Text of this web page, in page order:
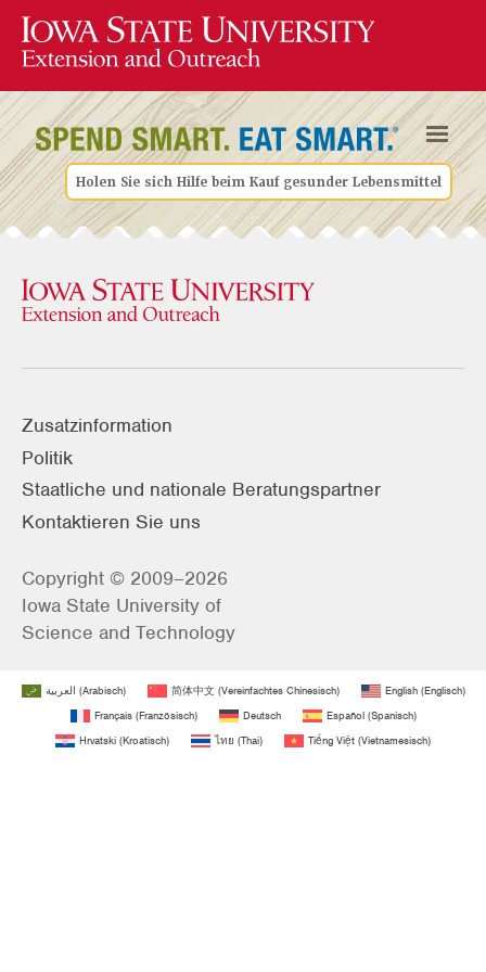
Holen Sie sich Hilfe beim Kauf gesunder Lebensmittel
Zusatzinformation
Politik
Staatliche und nationale Beratungspartner
Kontaktieren Sie uns
Copyright © 2009–2026
Iowa State University of
Science and Technology
العربية (Arabisch) 简体中文(Vereinfachtes Chinesisch) English(Englisch)
Français(Französisch) Deutsch Español(Spanisch)
Hrvatski (Kroatisch) ไทย (Thai) Tiếng Việt (Vietnamesisch)